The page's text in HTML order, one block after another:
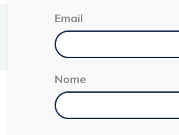
Email
Nome